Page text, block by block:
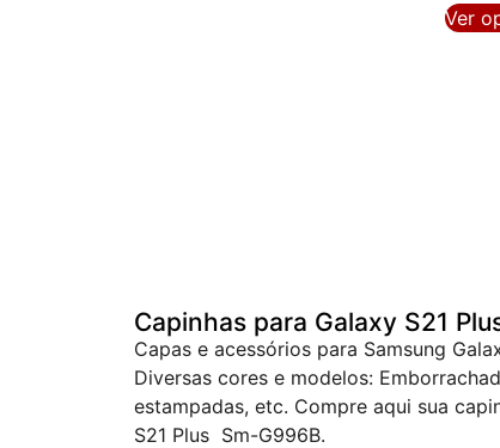
Ver
Capinhas para Galaxy S21
Capas e acessórios para Samsung
Diversas cores e modelos:
estampadas, etc. Compre aqui sua
S21 Plus Sm-G996B.